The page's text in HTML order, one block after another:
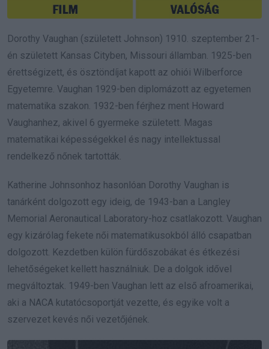
Dorothy Vaughan (született Johnson) 1910. szeptember 21-
én született Kansas Cityben, Missouri államban. 1925-ben
érettségizett, és ösztöndíjat kapott az ohiói Wilberforce
Egyetemre. Vaughan 1929-ben diplomázott az egyetemen
matematika szakon. 1932-ben férjhez ment Howard
Vaughanhez, akivel 6 gyermeke született. Magas
matematikai képességekkel és nagy intellektussal
rendelkező nőnek tartották.
Katherine Johnsonhoz hasonlóan Dorothy Vaughan is
tanárként dolgozott egy ideig, de 1943-ban a Langley
Memorial Aeronautical Laboratory-hoz csatlakozott. Vaughan
egy kizárólag fekete női matematikusokból álló csapatban
dolgozott. Kezdetben külön fürdőszobákat és étkezési
lehetőségeket kellett használniuk. De a dolgok idővel
megváltoztak. 1949-ben Vaughan lett az első afroamerikai,
aki a NACA kutatócsoportját vezette, és egyike volt a
szervezet kevés női vezetőjének.